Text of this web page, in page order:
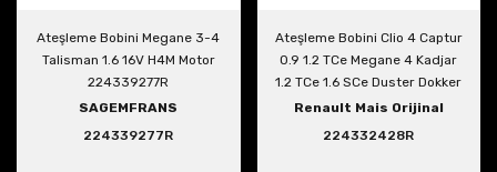
Ateşleme Bobini Megane 3-4
Talisman 1.6 16V H4M Motor
224339277R
SAGEMFRANS
224339277R
Ateşleme Bobini Clio 4 Captur
0.9 1.2 TCe Megane 4 Kadjar
1.2 TCe 1.6 SCe Duster Dokker
Lodgy TCe
Renault Mais Orijinal
224332428R